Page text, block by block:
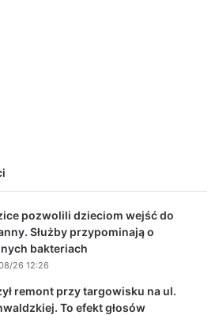
pozwolili dzieciom wejść do
Służby przypominają o
bakteriach
26 12:26
remont przy targowisku na ul.
To efekt głosów